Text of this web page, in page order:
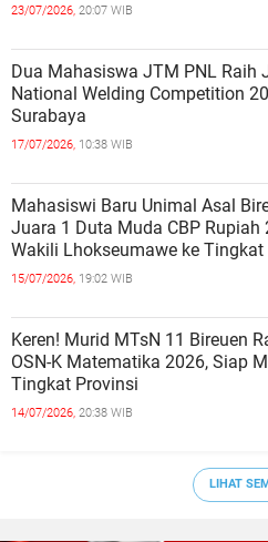
23/07/2026, 20:07 WIB
Dua Mahasiswa JTM PNL Raih
National Welding Competition
Surabaya
17/07/2026, 10:38 WIB
Mahasiswi Baru Unimal Asal
Juara 1 Duta Muda CBP Rupiah
Wakili Lhokseumawe ke
15/07/2026, 19:02 WIB
Keren! Murid MTsN 11 Bireuen
OSN-K Matematika 2026, Siap
Tingkat Provinsi
14/07/2026, 20:38 WIB
LIHAT